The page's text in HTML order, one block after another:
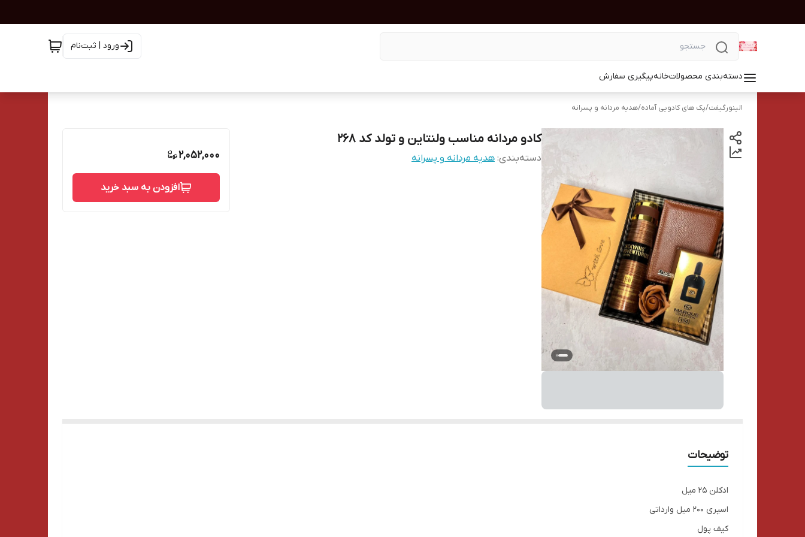
ورود | ثبت‌نام
دسته‌بندی محصولاتخانهپیگیری سفارش
الینورگیفت/پک های کادویی آماده/هدیه مردانه و پسرانه
کادو مردانه مناسب ولنتاین و تولد کد ۲۶۸
دسته‌بندی: هدیه مردانه و پسرانه 2,052,000
افزودن به سبد خرید
توضیحات
ادکلن ۲۵ میل
اسپری ۲۰۰ میل‌ وارداتی
کیف پول